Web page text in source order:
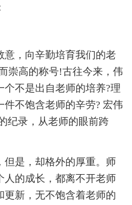
意，向辛勤培育我们的老
崇高的称号!古往今来，伟
个不是出自老师的培养?理
不饱含老师的辛劳? 宏伟
纪录，从老师的眼前跨
但是，却格外的厚重。师
人的成长，都离不开老师
更新，无不饱含着老师的